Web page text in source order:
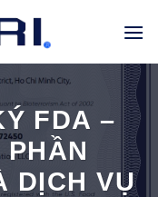
FDA –
PHẦN
DỊCH VỤ